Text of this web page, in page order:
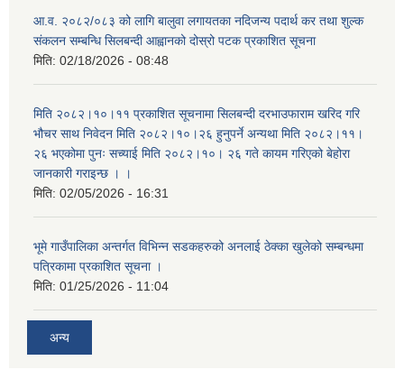
आ.व. २०८२/०८३ को लागि बालुवा लगायतका नदिजन्य पदार्थ कर तथा शुल्क
संकलन सम्बन्धि सिलबन्दी आह्वानको दोस्रो पटक प्रकाशित सूचना
मिति: 02/18/2026 - 08:48
मिति २०८२।१०।११ प्रकाशित सूचनामा सिलबन्दी दरभाउफाराम खरिद गरि
भौचर साथ निवेदन मिति २०८२।१०।२६ हुनुपर्ने अन्यथा मिति २०८२।११।
२६ भएकोमा पुनः सच्याई मिति २०८२।१०। २६ गते कायम गरिएको बेहोरा
जानकारी गराइन्छ । ।
मिति: 02/05/2026 - 16:31
भूमे गाउँपालिका अन्तर्गत विभिन्न सडकहरुको अनलाई ठेक्का खुलेको सम्बन्धमा
पत्रिकामा प्रकाशित सूचना ।
मिति: 01/25/2026 - 11:04
अन्य